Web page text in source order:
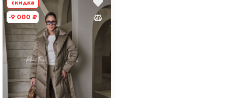
скидка
-9 000 ₽